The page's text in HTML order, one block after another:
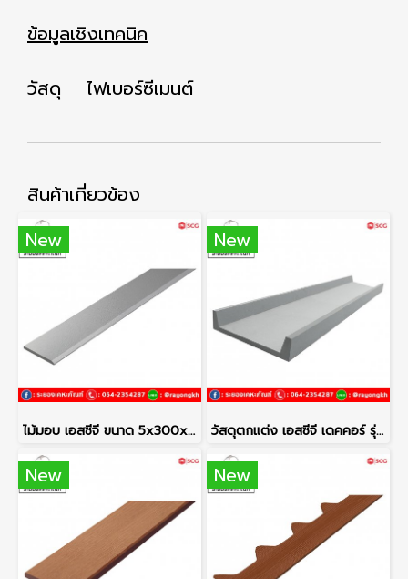
ข้อมูลเชิงเทคนิค
วัสดุ ไฟเบอร์ซีเมนต์
สินค้าเกี่ยวข้อง
New
ไม้มอบ เอสซีจี ขนาด 5x300x0.8 ซม. สีซีเมนต์
New
วัสดุตกแต่ง เอสซีจี เดคคอร์ รุ่นซี-ชาแนล ขนาด 22.3x300x1.2x5 ซม. สีซีเมนต์ แอนด์ สกรู
New New